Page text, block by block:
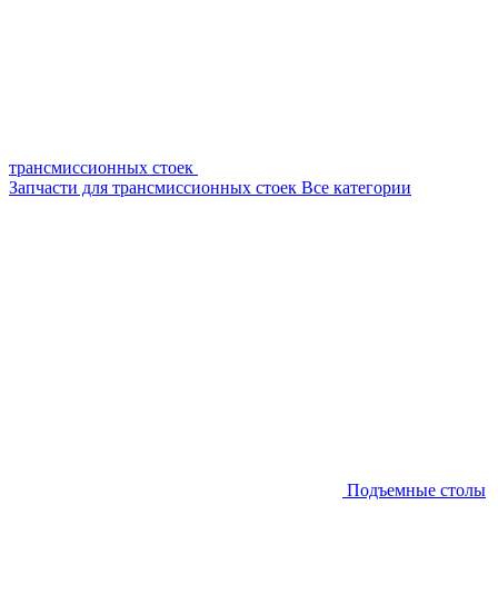
трансмиссионных стоек
Запчасти для трансмиссионных стоек Все категории
Подъемные столы